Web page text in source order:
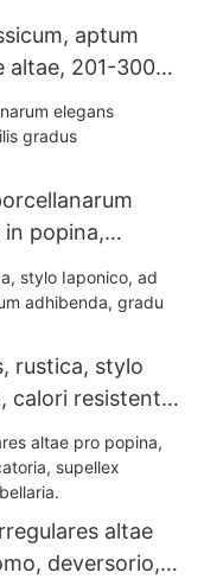
aptum
201-300ml,
theam,
popina,
crater,
rustica, stylo
calori resistente,
altae
deversorio,